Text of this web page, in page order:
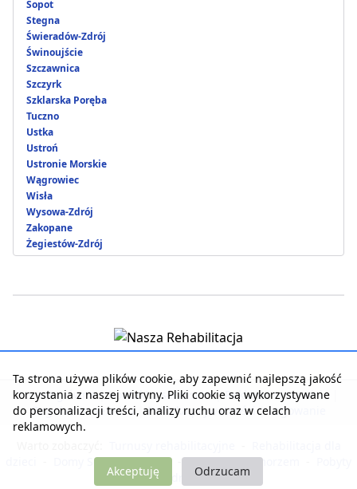
Sopot
Stegna
Świeradów-Zdrój
Świnoujście
Szczawnica
Szczyrk
Szklarska Poręba
Tuczno
Ustka
Ustroń
Ustronie Morskie
Wągrowiec
Wisła
Wysowa-Zdrój
Zakopane
Żegiestów-Zdrój
Strona główna | Kontakt z serwisem | Reklama w serwisie
Regulamin serwisu | Polityka prywatności | Logowanie
Domy Seniora i Opieki - Noclegi nad morzem
dla zdrowia
Ta strona używa plików cookie, aby zapewnić najlepszą jakość
korzystania z naszej witryny. Pliki cookie są wykorzystywane
do personalizacji treści, analizy ruchu oraz w celach
reklamowych.
Akceptuję Odrzucam